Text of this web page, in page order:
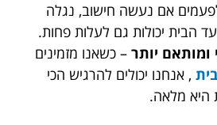
אם נעשה חישוב, נגלה
הבית יכולות גם לעלות פחות.
ומותאם יותר – כשאנו מזמינים
, אנחנו יכולים להרגיש הכי
היא מלאה.